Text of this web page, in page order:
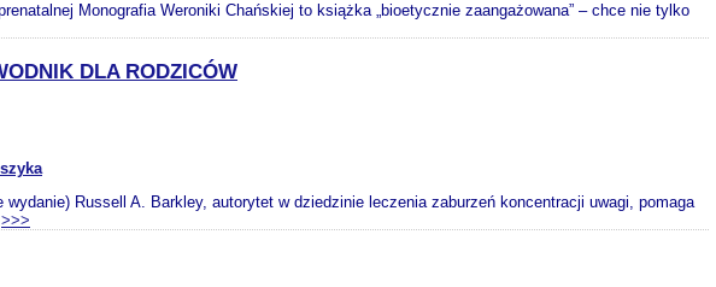
Monografia Weroniki Chańskiej to książka „bioetycznie zaangażowana” – chce nie tylko
DLA RODZICÓW
Russell A. Barkley, autorytet w dziedzinie leczenia zaburzeń koncentracji uwagi, pomaga
>>>